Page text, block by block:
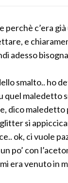
c’era già
e
adesso
smalto.. ho
quel maledetto
dico maledetto
si
ok, ci vuole
po’ con
era venuto in